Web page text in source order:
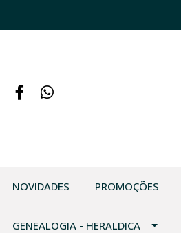
NOVIDADES PROMOÇÕES
GENEALOGIA - HERALDICA